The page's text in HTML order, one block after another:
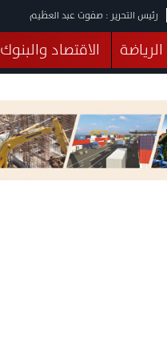
رئيس التحرير : صفوت عبد العظيم
الرياضة الاقتصاد والبنوك
صحة الثقافة خدمات